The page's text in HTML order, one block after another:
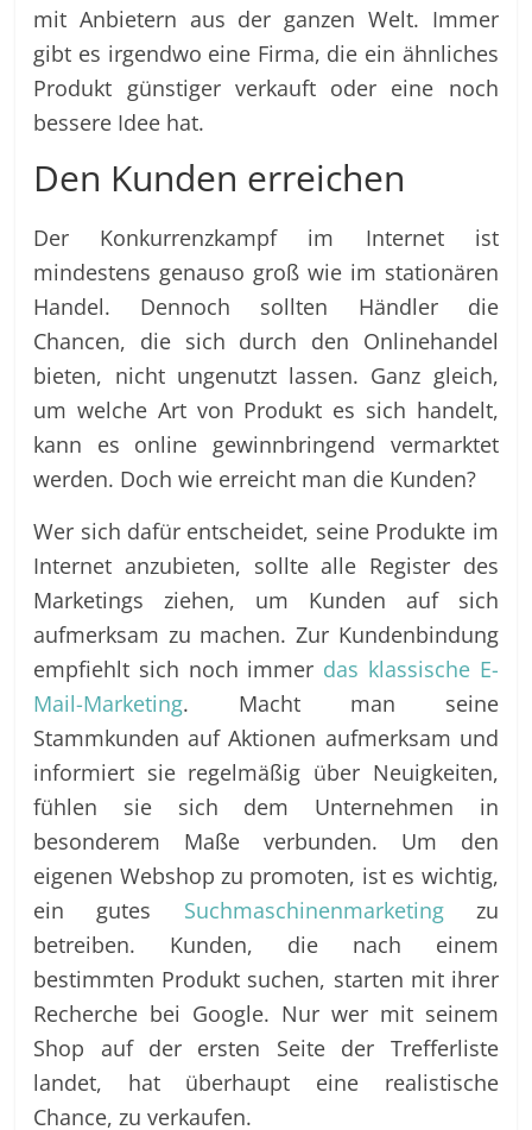
mit Anbietern aus der ganzen Welt. Immer
gibt es irgendwo eine Firma, die ein ähnliches
Produkt günstiger verkauft oder eine noch
bessere Idee hat.
Den Kunden erreichen
Der Konkurrenzkampf im Internet ist
mindestens genauso groß wie im stationären
Handel. Dennoch sollten Händler die
Chancen, die sich durch den Onlinehandel
bieten, nicht ungenutzt lassen. Ganz gleich,
um welche Art von Produkt es sich handelt,
kann es online gewinnbringend vermarktet
werden. Doch wie erreicht man die Kunden?
Wer sich dafür entscheidet, seine Produkte im
Internet anzubieten, sollte alle Register des
Marketings ziehen, um Kunden auf sich
aufmerksam zu machen. Zur Kundenbindung
empfiehlt sich noch immer das klassische E-
Mail-Marketing. Macht man seine
Stammkunden auf Aktionen aufmerksam und
informiert sie regelmäßig über Neuigkeiten,
fühlen sie sich dem Unternehmen in
besonderem Maße verbunden. Um den
eigenen Webshop zu promoten, ist es wichtig,
ein gutes Suchmaschinenmarketingzu
betreiben. Kunden, die nach einem
bestimmten Produkt suchen, starten mit ihrer
Recherche bei Google. Nur wer mit seinem
Shop auf der ersten Seite der Trefferliste
landet, hat überhaupt eine realistische
Chance, zu verkaufen.